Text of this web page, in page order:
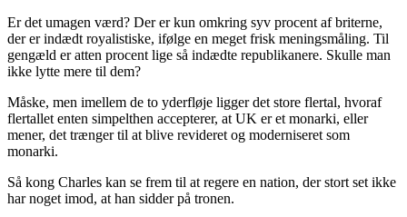
Er det umagen værd? Der er kun omkring syv procent af briterne,
der er indædt royalistiske, ifølge en meget frisk meningsmåling. Til
gengæld er atten procent lige så indædte republikanere. Skulle man
ikke lytte mere til dem?
Måske, men imellem de to yderfløje ligger det store flertal, hvoraf
flertallet enten simpelthen accepterer, at UK er et monarki, eller
mener, det trænger til at blive revideret og moderniseret som
monarki.
Så kong Charles kan se frem til at regere en nation, der stort set ikke
har noget imod, at han sidder på tronen.